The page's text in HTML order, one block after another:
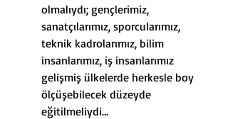
olmalıydı; gençlerimiz,
sanatçılarımız, sporcularımız,
teknik kadrolarımız, bilim
insanlarımız, iş insanlarımız
gelişmiş ülkelerde herkesle boy
ölçüşebilecek düzeyde
eğitilmeliydi…